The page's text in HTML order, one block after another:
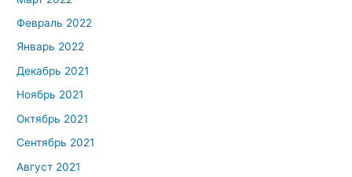
Февраль 2022
Январь 2022
Декабрь 2021
Ноябрь 2021
Октябрь 2021
Сентябрь 2021
Август 2021